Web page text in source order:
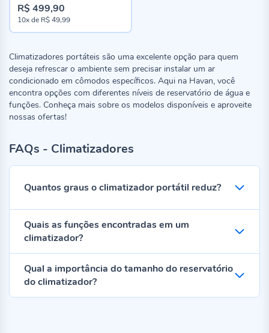
R$ 499,90
10xde R$ 49,99
Climatizadores portáteis são uma excelente opção para quem
deseja refrescar o ambiente sem precisar instalar um ar
condicionado em cômodos específicos. Aqui na Havan, você
encontra opções com diferentes níveis de reservatório de água e
funções. Conheça mais sobre os modelos disponíveis e aproveite
nossas ofertas!
FAQs - Climatizadores
Quantos graus o climatizador portátil reduz?
Quais as funções encontradas em um
climatizador?
Qual a importância do tamanho do reservatório
do climatizador?